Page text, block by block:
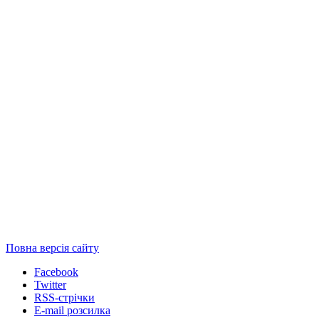
Повна версія сайту
Facebook
Twitter
RSS-стрічки
E-mail розсилка